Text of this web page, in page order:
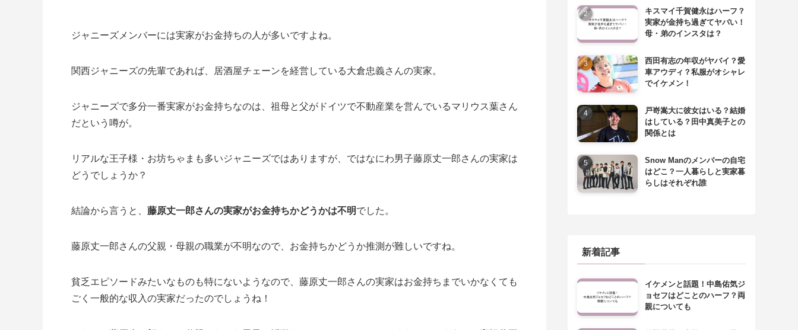
ジャニーズメンバーには実家がお金持ちの人が多いですよね。
関西ジャニーズの先輩であれば、居酒屋チェーンを経営している大倉忠義さんの実家。
ジャニーズで多分一番実家がお金持ちなのは、祖母と父がドイツで不動産業を営んでいるマリウス葉さん
だという噂が。
リアルな王子様・お坊ちゃまも多いジャニーズではありますが、ではなにわ男子藤原丈一郎さんの実家は
どうでしょうか？
結論から言うと、 藤原丈一郎さんの実家がお金持ちかどうかは不明でした。
藤原丈一郎さんの父親・母親の職業が不明なので、お金持ちかどうか推測が難しいですね。
貧乏エピソードみたいなものも特にないようなので、藤原丈一郎さんの実家はお金持ちまでいかなくても
ごく一般的な収入の実家だったのでしょうね！
キスマイ千賀健永はハーフ？
実家が金持ち過ぎてヤバい！
母・弟のインスタは？
西田有志の年収がヤバイ？愛
車アウディ？私服がオシャレ
でイケメン！
戸嵜嵩大に彼女はいる？結婚
はしている？田中真美子との
関係とは
Snow Manのメンバーの自宅
はどこ？一人暮らしと実家暮
らしはそれぞれ誰
新着記事
イケメンと話題！中島佑気ジ
ョセフはどことのハーフ？両
親についても